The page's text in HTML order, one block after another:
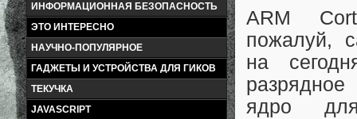
ИНФОРМАЦИОННАЯ БЕЗОПАСНОСТЬ
ЭТО ИНТЕРЕСНО
НАУЧНО-ПОПУЛЯРНОЕ
ГАДЖЕТЫ И УСТРОЙСТВА ДЛЯ ГИКОВ
ТЕКУЧКА
JAVASCRIPT
ARM
пожалуй,
на
ядро